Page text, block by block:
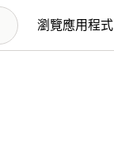
瀏覽應用程式